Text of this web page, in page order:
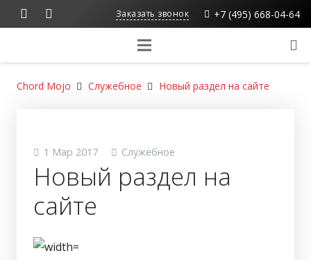
Заказать звонок +7 (495) 668-04-64
Chord Mojo Служебное Новый раздел на сайте
1 Мар 2017 Служебное
Новый раздел на
сайте